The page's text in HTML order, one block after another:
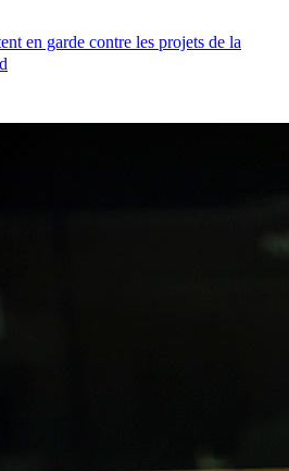
en garde contre les projets de la